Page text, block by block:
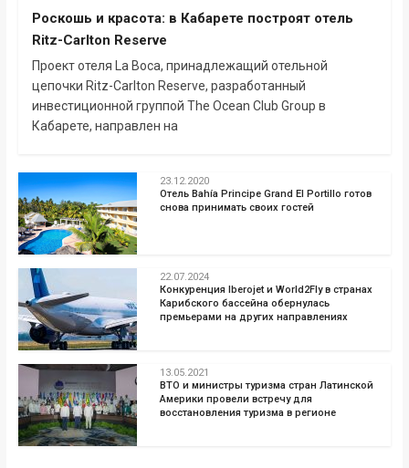
Роскошь и красота: в Кабарете построят отель
Ritz-Carlton Reserve
Проект отеля La Boca, принадлежащий отельной
цепочки Ritz-Carlton Reserve, разработанный
инвестиционной группой The Ocean Club Group в
Кабарете, направлен на
23.12.2020
Отель Bahía Principe Grand El Portillo готов
снова принимать своих гостей
22.07.2024
Конкуренция Iberojet и World2Fly в странах
Карибского бассейна обернулась
премьерами на других направлениях
13.05.2021
ВТО и министры туризма стран Латинской
Америки провели встречу для
восстановления туризма в регионе